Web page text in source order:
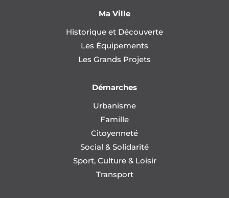
Ma Ville
Historique et Découverte
Les Équipements
Les Grands Projets
Démarches
Urbanisme
Famille
Citoyenneté
Social & Solidarité
Sport, Culture & Loisir
Transport